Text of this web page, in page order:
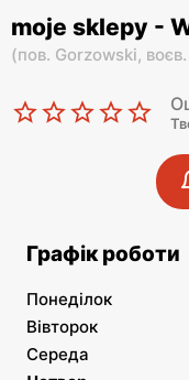
moje sklepy -
(пов. Gorzowski,
Графік роботи
Понеділок
Вівторок
Середа